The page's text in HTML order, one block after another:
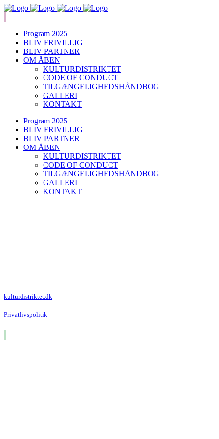
Program 2025
BLIV FRIVILLIG
BLIV PARTNER
OM ÅBEN
KULTURDISTRIKTET
CODE OF CONDUCT
TILGÆNGELIGHEDSHÅNDBOG
GALLERI
KONTAKT
Program 2025
BLIV FRIVILLIG
BLIV PARTNER
OM ÅBEN
KULTURDISTRIKTET
CODE OF CONDUCT
TILGÆNGELIGHEDSHÅNDBOG
GALLERI
KONTAKT
kulturdistriktet.dk
Privatlivspolitik